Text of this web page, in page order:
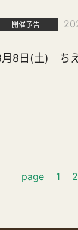
開催予告
8日(土) ちえ
page 1 2